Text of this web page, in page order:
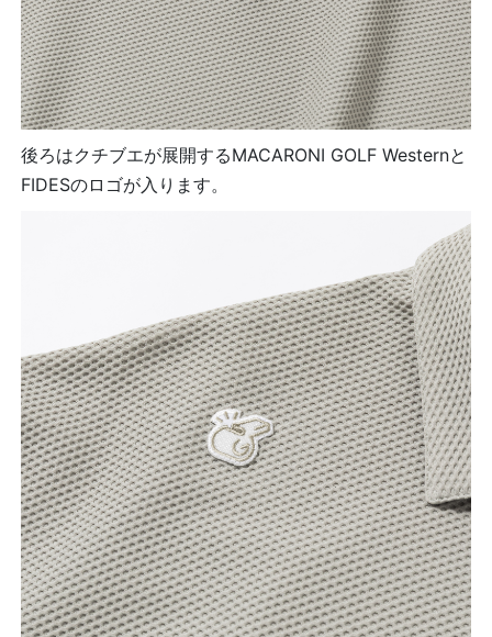
後ろはクチブエが展開するMACARONI GOLF Westernと
FIDESのロゴが入ります。